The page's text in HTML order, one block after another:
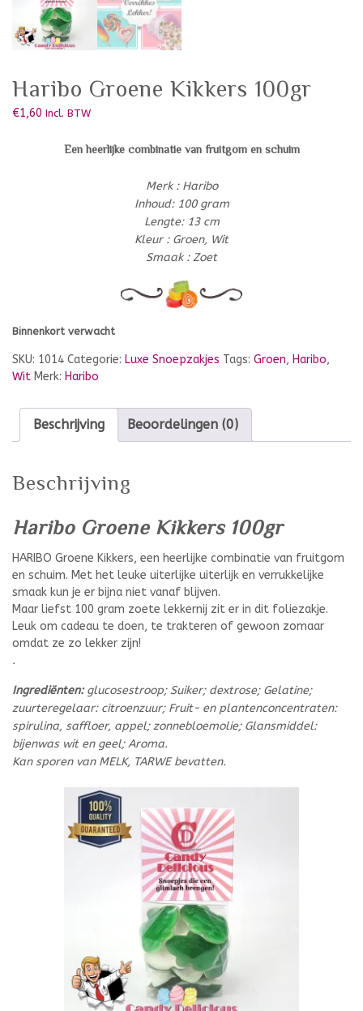
Haribo Groene Kikkers 100gr
€1,60 Incl. BTW
Een heerlijke combinatie van fruitgom en schuim
Merk : Haribo
Inhoud: 100 gram
Lengte: 13 cm
Kleur : Groen, Wit
Smaak : Zoet
Binnenkort verwacht
SKU: 1014 Categorie: Luxe Snoepzakjes Tags: Groen, Haribo,
Wit Merk: Haribo
Beschrijving Beoordelingen (0)
Beschrijving
Haribo Groene Kikkers 100gr
HARIBO Groene Kikkers, een heerlijke combinatie van fruitgom
en schuim. Met het leuke uiterlijke uiterlijk en verrukkelijke
smaak kun je er bijna niet vanaf blijven.
Maar liefst 100 gram zoete lekkernij zit er in dit foliezakje.
Leuk om cadeau te doen, te trakteren of gewoon zomaar
omdat ze zo lekker zijn!
.
Ingrediënten:glucosestroop; Suiker; dextrose; Gelatine;
zuurteregelaar: citroenzuur; Fruit- en plantenconcentraten:
spirulina, saffloer, appel; zonnebloemolie; Glansmiddel:
bijenwas wit en geel; Aroma.
Kan sporen van MELK, TARWE bevatten.